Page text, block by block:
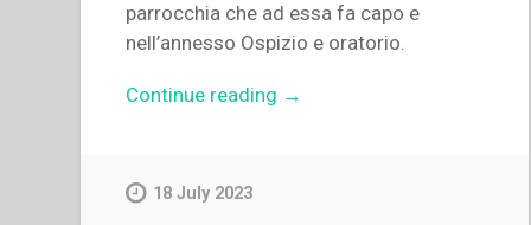
parrocchia che ad essa fa capo e
nell’annesso Ospizio e oratorio.
Continue reading “Carmelina
→
18 July 2023